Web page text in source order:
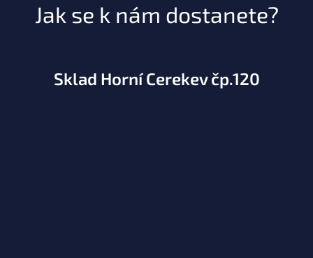
Jak se k nám dostanete?
Sklad Horní Cerekev čp.120